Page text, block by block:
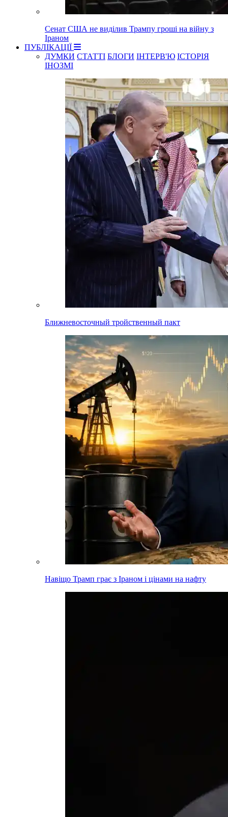
Сенат США не виділив Трампу гроші на війну з
Іраном
ПУБЛІКАЦІЇ
ДУМКИ СТАТТІ БЛОГИ ІНТЕРВ'Ю ІСТОРІЯ
ІНОЗМІ
Ближневосточный тройственный пакт
Навіщо Трамп грає з Іраном і цінами на нафту